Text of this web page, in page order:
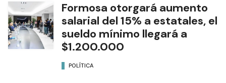
Formosa otorgará aumento
salarial del 15% a estatales, el
sueldo mínimo llegará a
$1.200.000
POLÍTICA